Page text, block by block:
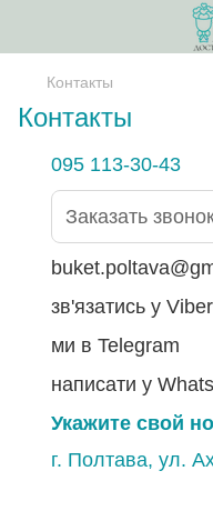
Контакты
Контакты
095 113-30-43
Заказать
зв'язатись у Viber
ми в Telegram
написати у
Укажите свой
г. Полтава, ул.